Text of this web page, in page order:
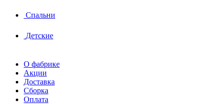
Спальни
Детские
О фабрике
Акции
Доставка
Сборка
Оплата